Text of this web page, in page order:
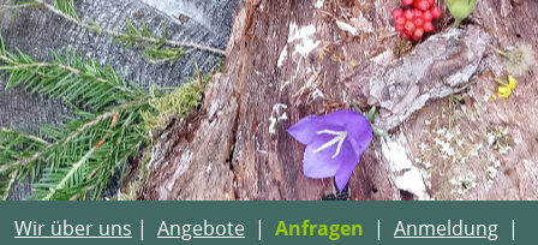
Wir über uns | Angebote | Anfragen | Anmeldung |